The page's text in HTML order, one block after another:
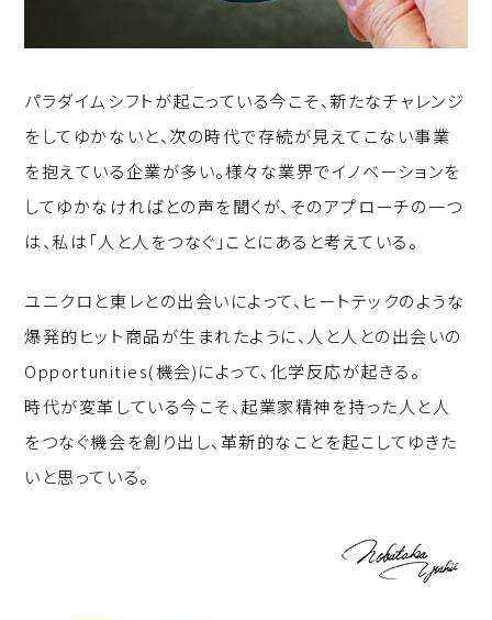
パラダイムシフトが起こっている今こそ、新たなチャレンジ
をしてゆかないと、次の時代で存続が見えてこない事業
を抱えている企業が多い。様々な業界でイノベーションを
してゆかなければとの声を聞くが、そのアプローチの一つ
は、私は「人と人をつなぐ」ことにあると考えている。
ユニクロと東レとの出会いによって、ヒートテックのような
爆発的ヒット商品が生まれたように、人と人との出会いの
Opportunities(機会)によって、化学反応が起きる。
時代が変革している今こそ、起業家精神を持った人と人
をつなぐ機会を創り出し、革新的なことを起こしてゆきた
いと思っている。